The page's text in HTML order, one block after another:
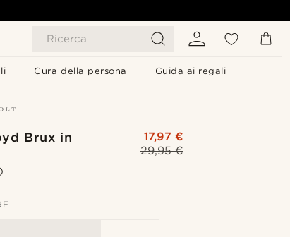
Ricerca
Cura della persona Guida ai regali
Brux in
29,95 €
17,97 €